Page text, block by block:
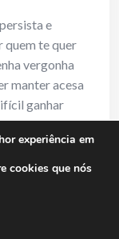
e
quem te quer
vergonha
manter acesa
ganhar
mais fácil
com outra
esse
cair.
se faz do
experiência em
cookies que nós